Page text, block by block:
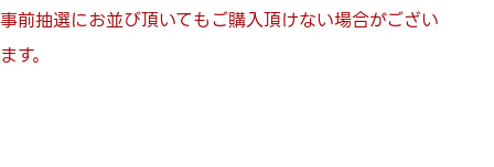
事前抽選にお並び頂いてもご購入頂けない場合がござい
ます。